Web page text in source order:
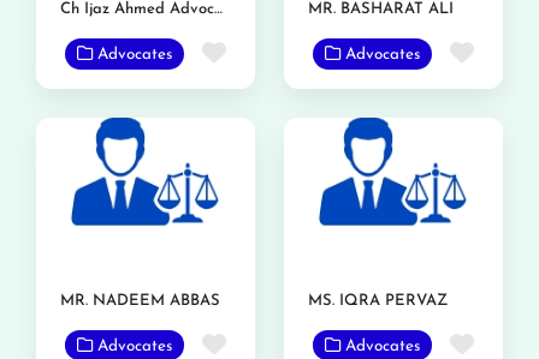
Ch Ijaz Ahmed Advocate
Advocates Favorite
MR. BASHARAT ALI
Advocates
MR. NADEEM ABBAS
Advocates Favorite
MS. IQRA PERVAZ
Advocates